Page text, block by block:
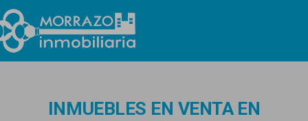
INMUEBLES EN VENTA EN